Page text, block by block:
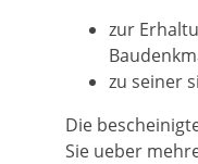
zur
zu seiner
Die
Sie ueber